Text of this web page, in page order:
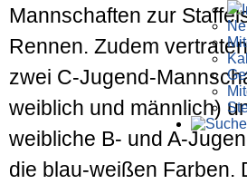
Mannschaften zur
Rennen. Zudem
zwei C-Jugend-
weiblich und männlich)
weibliche B- und A-
die blau-weißen Farben.